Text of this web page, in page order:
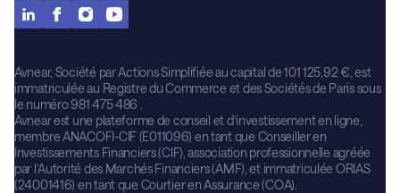
Avnear, Société par Actions Simplifiée au capital de 101 125,92 €, est
immatriculée au Registre du Commerce et des Sociétés de Paris sous
le numéro 981 475 486 .
Avnear est une plateforme de conseil et d’investissement en ligne,
membre ANACOFI-CIF (E011096) en tant que Conseiller en
Investissements Financiers (CIF), association professionnelle agréée
par l’Autorité des Marchés Financiers (AMF), et immatriculée ORIAS
(24001416) en tant que Courtier en Assurance (COA).